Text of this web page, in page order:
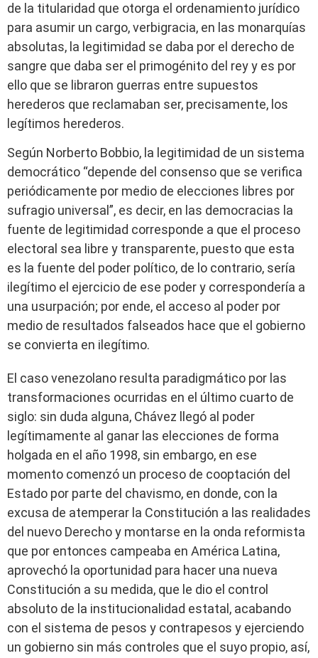
de la titularidad que otorga el ordenamiento jurídico
para asumir un cargo, verbigracia, en las monarquías
absolutas, la legitimidad se daba por el derecho de
sangre que daba ser el primogénito del rey y es por
ello que se libraron guerras entre supuestos
herederos que reclamaban ser, precisamente, los
legítimos herederos.
Según Norberto Bobbio, la legitimidad de un sistema
democrático “depende del consenso que se verifica
periódicamente por medio de elecciones libres por
sufragio universal”, es decir, en las democracias la
fuente de legitimidad corresponde a que el proceso
electoral sea libre y transparente, puesto que esta
es la fuente del poder político, de lo contrario, sería
ilegítimo el ejercicio de ese poder y correspondería a
una usurpación; por ende, el acceso al poder por
medio de resultados falseados hace que el gobierno
se convierta en ilegítimo.
El caso venezolano resulta paradigmático por las
transformaciones ocurridas en el último cuarto de
siglo: sin duda alguna, Chávez llegó al poder
legítimamente al ganar las elecciones de forma
holgada en el año 1998, sin embargo, en ese
momento comenzó un proceso de cooptación del
Estado por parte del chavismo, en donde, con la
excusa de atemperar la Constitución a las realidades
del nuevo Derecho y montarse en la onda reformista
que por entonces campeaba en América Latina,
aprovechó la oportunidad para hacer una nueva
Constitución a su medida, que le dio el control
absoluto de la institucionalidad estatal, acabando
con el sistema de pesos y contrapesos y ejerciendo
un gobierno sin más controles que el suyo propio, así,